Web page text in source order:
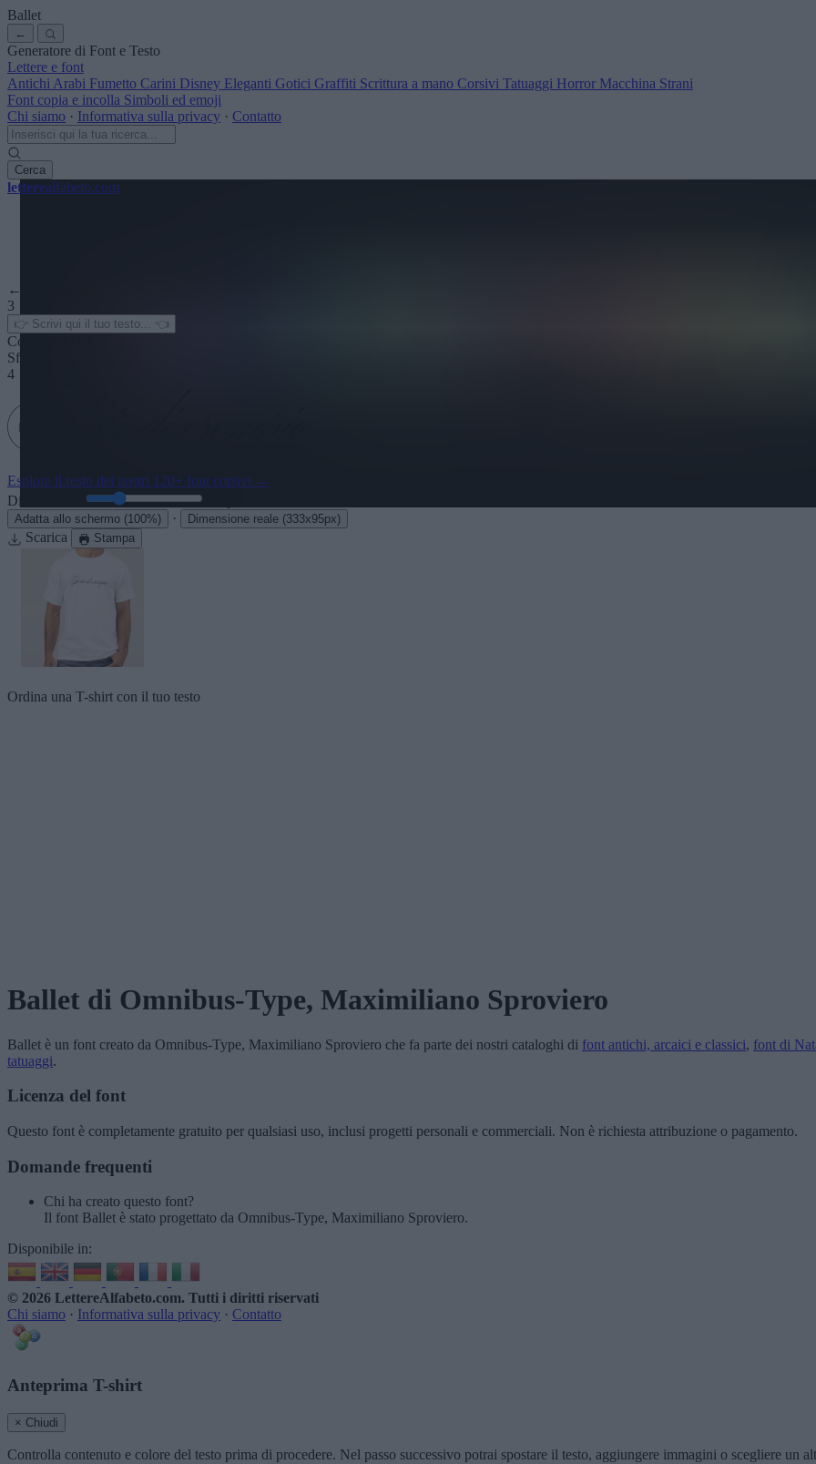
Ballet
←
Generatore di Font e Testo
Lettere e font
Antichi Arabi Fumetto Carini Disney Eleganti Gotici Graffiti Scrittura a mano Corsivi Tatuaggi Horror Macchina Strani
Font copia e incolla Simboli ed emoji
Chi siamo · Informativa sulla privacy · Contatto
Cerca
letterealfabeto.com
← Vedi altri
3
Colore del testo
Sfondo
4
Esplora il resto dei nostri 120+ font corsivi →
Dimensione:
Adatta allo schermo (100%) · Dimensione reale (333x95px)
Scarica Stampa
Ordina una T-shirt con il tuo testo
Ballet di Omnibus-Type, Maximiliano Sproviero
Ballet è un font creato da Omnibus-Type, Maximiliano Sproviero che fa parte dei nostri cataloghi di font antichi, arcaici e classici, font di
tatuaggi.
Licenza del font
Questo font è completamente gratuito per qualsiasi uso, inclusi progetti personali e commerciali. Non è richiesta attribuzione o pagamento.
Domande frequenti
Chi ha creato questo font?
Il font Ballet è stato progettato da Omnibus-Type, Maximiliano Sproviero.
Disponibile in:
© 2026 LettereAlfabeto.com. Tutti i diritti riservati
Chi siamo · Informativa sulla privacy · Contatto
Anteprima T-shirt
× Chiudi
Controlla contenuto e colore del testo prima di procedere. Nel passo successivo potrai spostare il testo, aggiungere immagini o scegliere un